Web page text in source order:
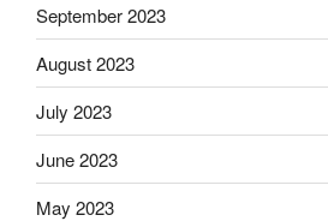
September 2023
August 2023
July 2023
June 2023
May 2023